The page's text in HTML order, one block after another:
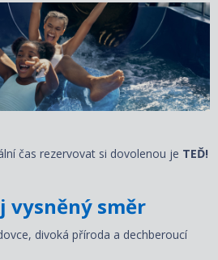
čas rezervovat si dovolenou je TEĎ!
vysněný směr
divoká příroda a dechberoucí